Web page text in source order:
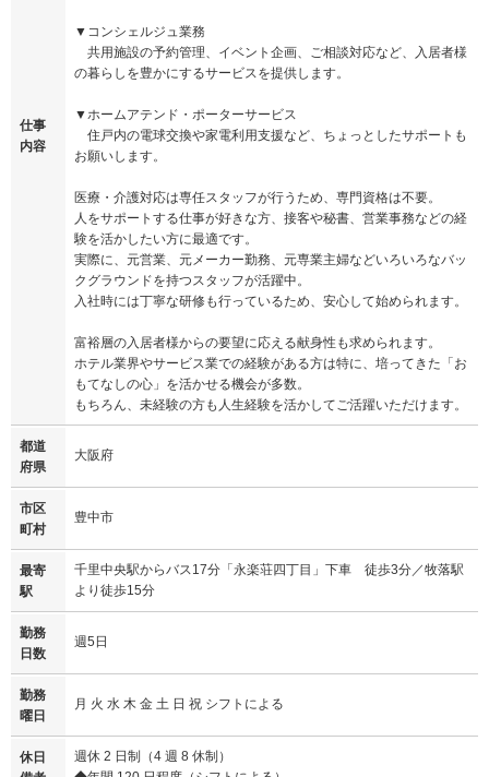
仕事
内容
▼コンシェルジュ業務
共用施設の予約管理、イベント企画、ご相談対応など、入居者様
の暮らしを豊かにするサービスを提供します。
▼ホームアテンド・ポーターサービス
住戸内の電球交換や家電利用支援など、ちょっとしたサポートも
お願いします。
医療・介護対応は専任スタッフが行うため、専門資格は不要。
人をサポートする仕事が好きな方、接客や秘書、営業事務などの経
験を活かしたい方に最適です。
実際に、元営業、元メーカー勤務、元専業主婦などいろいろなバッ
クグラウンドを持つスタッフが活躍中。
入社時には丁寧な研修も行っているため、安心して始められます。
富裕層の入居者様からの要望に応える献身性も求められます。
ホテル業界やサービス業での経験がある方は特に、培ってきた「お
もてなしの心」を活かせる機会が多数。
もちろん、未経験の方も人生経験を活かしてご活躍いただけます。
都道
府県
大阪府
市区
町村
豊中市
最寄
駅
千里中央駅からバス17分「永楽荘四丁目」下車 徒歩3分／牧落駅
より徒歩15分
勤務
日数
週5日
勤務
曜日
月 火 水 木 金 土 日 祝 シフトによる
休日
週休 2 日制（4 週 8 休制）